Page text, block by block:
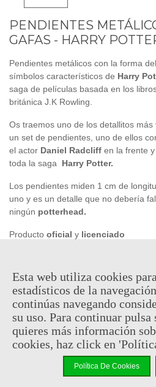
PENDIENTES
GAFAS - HARRY
Pendientes metálicos con la forma
símbolos característicos de Harry
saga de películas basada en los
británica J.K Rowling.
Os traemos uno de los detallitos más
un set de pendientes, uno de ellos
el actor Daniel Radcliff en la frente
toda la saga
Harry Potter.
Los pendientes miden 1 cm de
uno y es un detalle que no debería
ningún potterhead.
Producto oficial y licenciado
6,95 € (impuestos inc.)
Consultar disponibilidad
-
Añadir Al
Esta web utiliza cookies
estadísticos de la
continúas navegando
su uso. Para continuar
quieres más información
cookies, haz click en
Política De Cookies